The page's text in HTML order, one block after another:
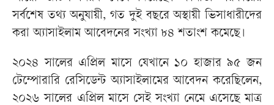
সর্বশেষ তথ্য অনুযায়ী, গত দুই বছরে অস্থায়ী ভিসাধারীদের
করা অ্যাসাইলাম আবেদনের সংখ্যা ৮৪ শতাংশ কমেছে।
২০২৪ সালের এপ্রিল মাসে যেখানে ১০ হাজার ৯৫ জন
টেম্পোরারি রেসিডেন্ট অ্যাসাইলামের আবেদন করেছিলেন,
২০২৬ সালের এপ্রিল মাসে সেই সংখ্যা নেমে এসেছে মাত্র